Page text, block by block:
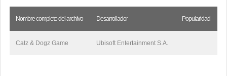
Nombre completo del archivo Desarrollador Popularidad
Catz & Dogz Game Ubisoft Entertainment S.A.